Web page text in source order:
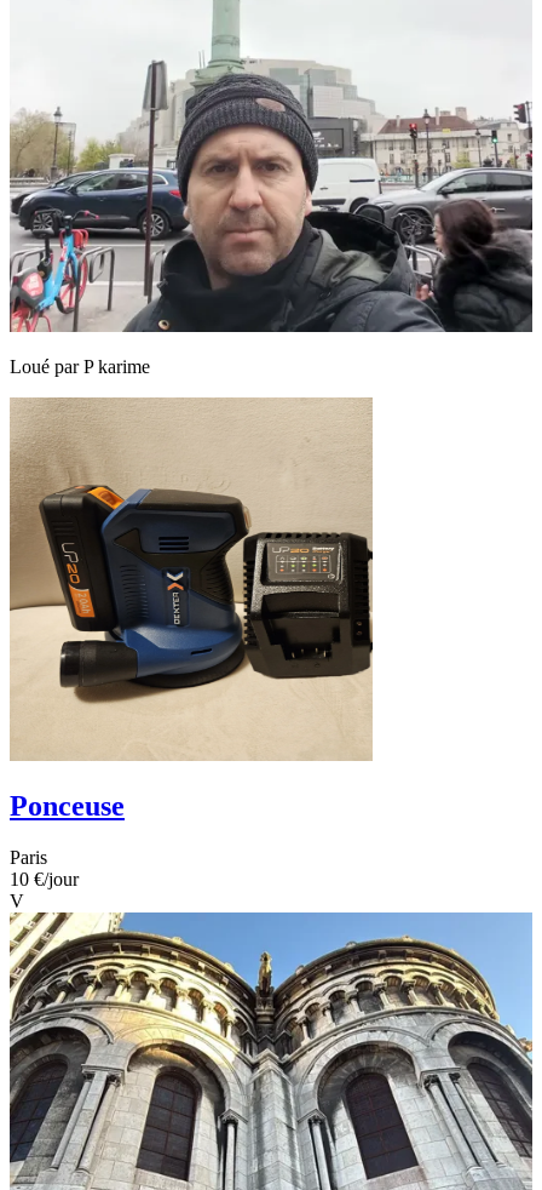
Loué parP karime
Ponceuse
Paris
10 €/jour
V